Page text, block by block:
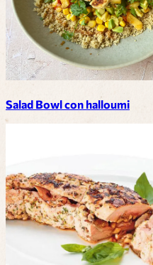
Salad Bowl con halloumi